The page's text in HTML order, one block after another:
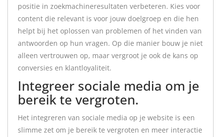
positie in zoekmachineresultaten verbeteren. Kies voor
content die relevant is voor jouw doelgroep en die hen
helpt bij het oplossen van problemen of het vinden van
antwoorden op hun vragen. Op die manier bouw je niet
alleen vertrouwen op, maar vergroot je ook de kans op
conversies en klantloyaliteit.
Integreer sociale media om je
bereik te vergroten.
Het integreren van sociale media op je website is een
slimme zet om je bereik te vergroten en meer interactie